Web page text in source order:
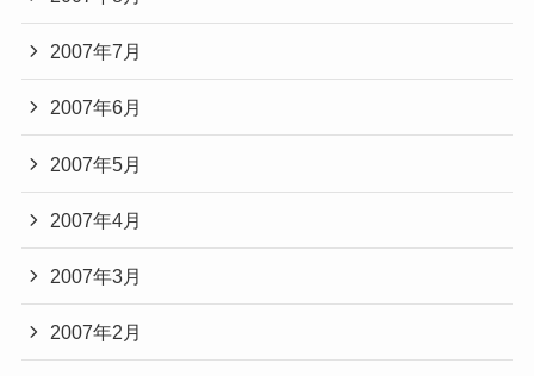
2007年7月
2007年6月
2007年5月
2007年4月
2007年3月
2007年2月